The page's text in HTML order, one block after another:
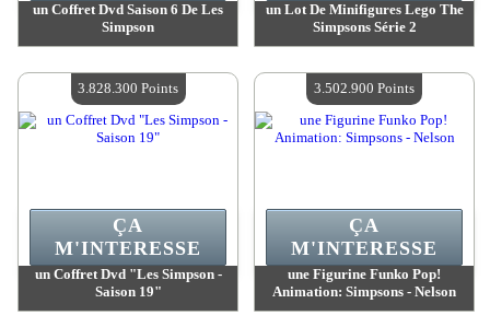
un Coffret Dvd Saison 6 De Les
Simpson
Quantité Disponible :4
un Lot De Minifigures Lego The
Simpsons Série 2
Quantité Disponible :4
un Coffret Dvd "Les Simpson -
Saison 19"
ÇA
M'INTERESSE
3.828.300 Points
une Figurine Funko Pop!
Animation: Simpsons - Nelson
ÇA
M'INTERESSE
3.502.900 Points